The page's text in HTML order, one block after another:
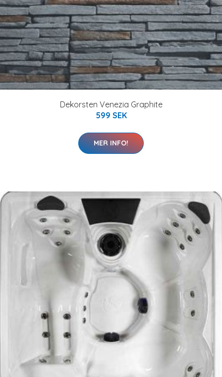
Dekorsten Venezia Graphite
599 SEK
MER INFO!